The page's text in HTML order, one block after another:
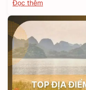
Đọc thêm